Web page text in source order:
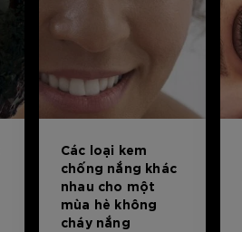
Các loại kem
chống nắng khác
nhau cho một
mùa hè không
cháy nắng